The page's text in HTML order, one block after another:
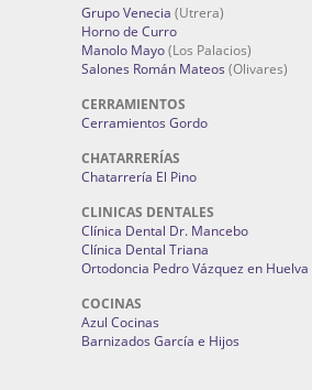
Grupo Venecia (Utrera)
Horno de Curro
Manolo Mayo(Los Palacios)
Salones Román Mateos (Olivares)
CERRAMIENTOS
Cerramientos Gordo
CHATARRERÍAS
Chatarrería El Pino
CLINICAS DENTALES
Clínica Dental Dr. Mancebo
Clínica Dental Triana
Ortodoncia Pedro Vázquez en Huelva
COCINAS
Azul Cocinas
Barnizados García e Hijos